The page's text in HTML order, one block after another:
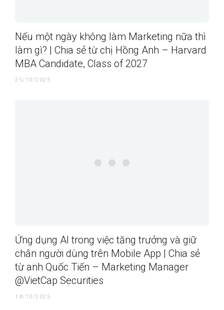
Nếu một ngày không làm Marketing nữa thì
làm gì? | Chia sẻ từ chị Hồng Anh – Harvard
MBA Candidate, Class of 2027
25/10/2025
Ứng dụng AI trong việc tăng trưởng và giữ
chân người dùng trên Mobile App | Chia sẻ
từ anh Quốc Tiến – Marketing Manager
@VietCap Securities
14/10/2025